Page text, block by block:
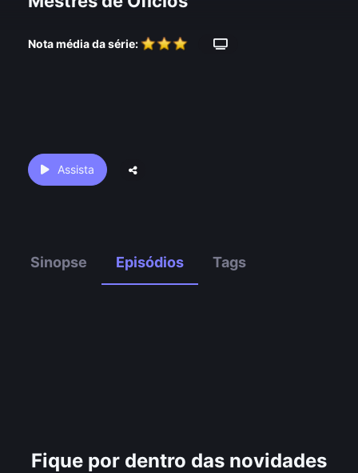
Nota média da série:
Assista
Sinopse Episódios Tags
Fique por dentro das novidades